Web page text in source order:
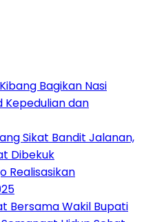
Bagikan Nasi
Kepedulian dan
Sikat Bandit Jalanan,
Dibekuk
Realisasikan
Bersama Wakil Bupati